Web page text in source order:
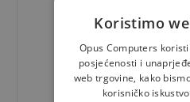
Koristimo
Opus Computers
posjećenosti i
web trgovine, kako
korisničko